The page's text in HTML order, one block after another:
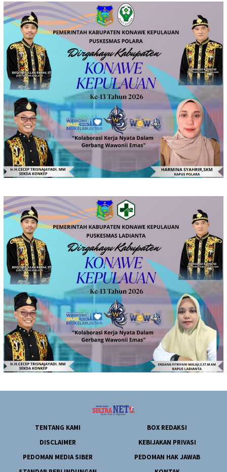
TENTANG KAMI
BOX REDAKSI
DISCLAIMER
KEBIJAKAN PRIVASI
PEDOMAN MEDIA SIBER
PEDOMAN HAK JAWAB